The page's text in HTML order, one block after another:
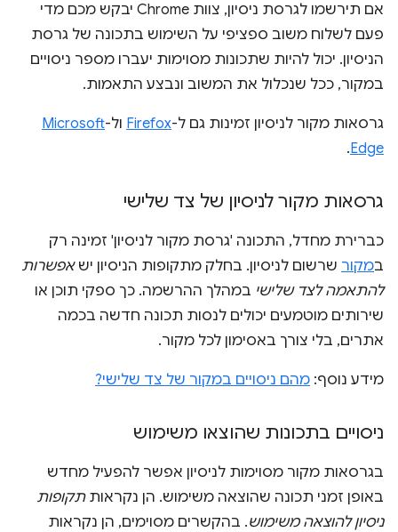
אם תירשמו לגרסת ניסיון, צוות Chrome יבקש מכם מדי
פעם לשלוח משוב ספציפי על השימוש בתכונה של גרסת
הניסיון. יכול להיות שתכונות מסוימות יעברו מספר ניסויים
במקור, ככל שנכלול את המשוב ונבצע התאמות.
גרסאות מקור לניסיון זמינות גם ל-Firefox ול-Microsoft
Edge
.
גרסאות מקור לניסיון של צד שלישי
כברירת מחדל, התכונה 'גרסת מקור לניסיון' זמינה רק
במקור שרשום לניסיון. בחלק מתקופות הניסיון ישאפשרות
להתאמה לצד שלישי במהלך ההרשמה. כך ספקי תוכן או
שירותים מוטמעים יכולים לנסות תכונה חדשה בכמה
אתרים, בלי צורך באסימון לכל מקור.
מידע נוסף: מהם ניסויים במקור של צד שלישי?
ניסויים בתכונות שהוצאו משימוש
בגרסאות מקור מסוימות לניסיון אפשר להפעיל מחדש
באופן זמני תכונה שהוצאה משימוש. הן נקראותתקופות
ניסיון להוצאה משימוש. בהקשרים מסוימים, הן נקראות